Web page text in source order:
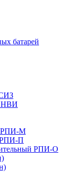
батарей
НВИ
РПИ-М
РПИ-П
РПИ-О